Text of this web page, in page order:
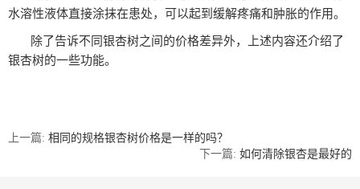
水溶性液体直接涂抹在患处，可以起到缓解疼痛和肿胀的作用。
除了告诉不同银杏树之间的价格差异外，上述内容还介绍了
银杏树的一些功能。
上一篇: 相同的规格银杏树价格是一样的吗？
下一篇: 如何清除银杏是最好的